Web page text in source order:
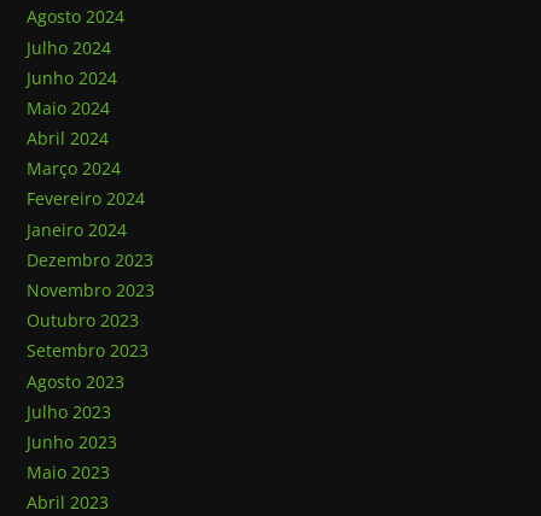
Agosto 2024
Julho 2024
Junho 2024
Maio 2024
Abril 2024
Março 2024
Fevereiro 2024
Janeiro 2024
Dezembro 2023
Novembro 2023
Outubro 2023
Setembro 2023
Agosto 2023
Julho 2023
Junho 2023
Maio 2023
Abril 2023